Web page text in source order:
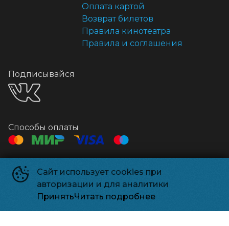
Сайт использует cookies при
авторизации и для аналитики
ПринятьЧитать подробнее
Оплата картой
Возврат билетов
Правила кинотеатра
Правила и соглашения
Подписывайся
Способы оплаты
Контакты
Касса
+7 495 500-91-78
Администрация relizparkzel@mail.ru